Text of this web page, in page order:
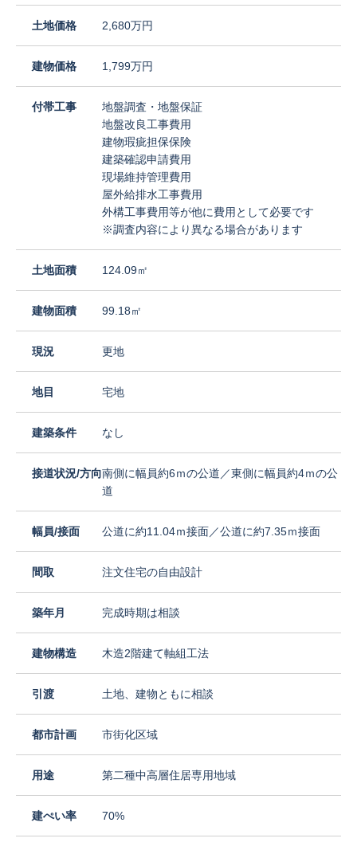
土地価格 2,680万円
建物価格 1,799万円
付帯工事
地盤調査・地盤保証
地盤改良工事費用
建物瑕疵担保保険
建築確認申請費用
現場維持管理費用
屋外給排水工事費用
外構工事費用等が他に費用として必要です
※調査内容により異なる場合があります
土地面積 124.09㎡
建物面積 99.18㎡
現況 更地
地目 宅地
建築条件 なし
接道状況/方向南側に幅員約6ｍの公道／東側に幅員約4ｍの公
道
幅員/接面 公道に約11.04ｍ接面／公道に約7.35ｍ接面
間取 注文住宅の自由設計
築年月 完成時期は相談
建物構造 木造2階建て軸組工法
引渡 土地、建物ともに相談
都市計画 市街化区域
用途 第二種中高層住居専用地域
建ぺい率 70%